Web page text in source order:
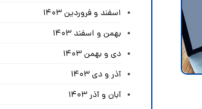
اسفند و فروردین ۱۴۰۳
بهمن و اسفند ۱۴۰۳
دی و بهمن ۱۴۰۳
آذر و دی ۱۴۰۳
آبان و آذر ۱۴۰۳